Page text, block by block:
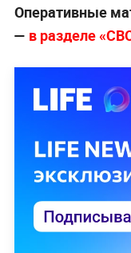
Оперативные
— в разделе